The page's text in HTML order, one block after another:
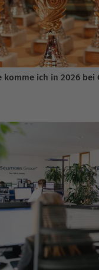
komme ich in 2026 bei